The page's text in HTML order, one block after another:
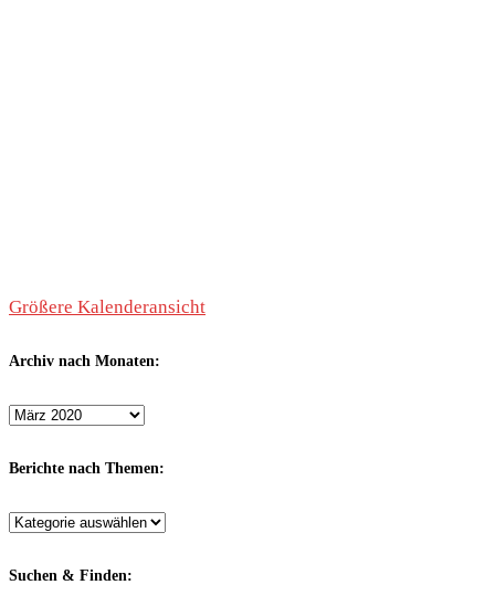
Größere Kalenderansicht
Archiv nach Monaten:
Archiv
Monaten:
Berichte nach Themen:
Berichte
Themen:
Suchen & Finden: